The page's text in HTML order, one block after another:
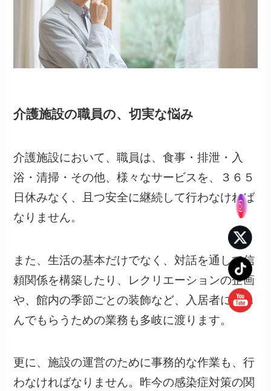
介護施設の職員の、切実な悩み
介護施設において、職員は、食事・排泄・入
浴・清掃・その他、様々なサービスを、３６５
日休みなく、且つ安全に継続して行わなければ
なりません。
また、生活の基本だけでなく、対話を通して信
頼関係を構築したり、レクリエーションの企画
や、館内の季節ごとの装飾など、入居者に楽し
んでもらうための業務も多岐に渡ります。
更に、施設の運営のために事務的な作業も、行
わなければなりません。昨今の感染症対策の関